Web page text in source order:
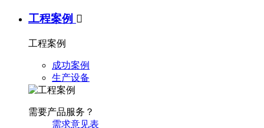
工程案例 
工程案例
成功案例
生产设备
需要产品服务？
需求意见表